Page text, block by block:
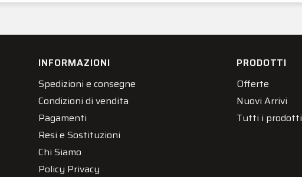
INFORMAZIONI
Spedizioni e consegne
Condizioni di vendita
Pagamenti
Resi e Sostituzioni
Chi Siamo
Policy Privacy
PRODOTTI
Offerte
Nuovi Arrivi
Tutti i prodotti